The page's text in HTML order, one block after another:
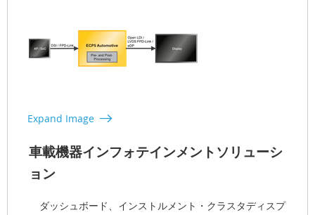
Expand Image
車載機器インフォテインメントソリューシ
ョン
ダッシュボード、インストルメント・クラスタディスプ